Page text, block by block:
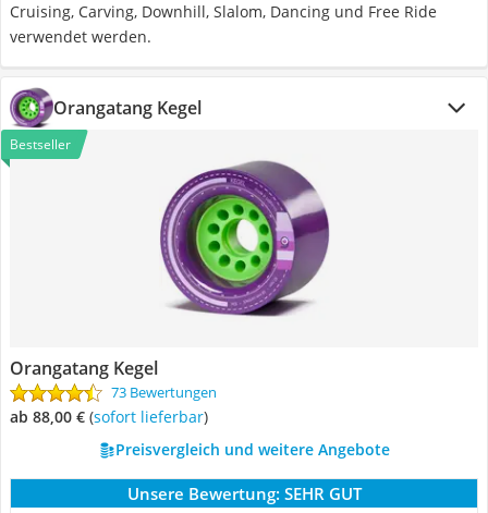
Cruising, Carving, Downhill, Slalom, Dancing und Free Ride
verwendet werden.
Orangatang Kegel
Bestseller
Orangatang Kegel
73 Bewertungen
ab 88,00 € ( Sofort lieferbar)
Preisvergleich und weitere Angebote
Unsere Bewertung: SEHR GUT